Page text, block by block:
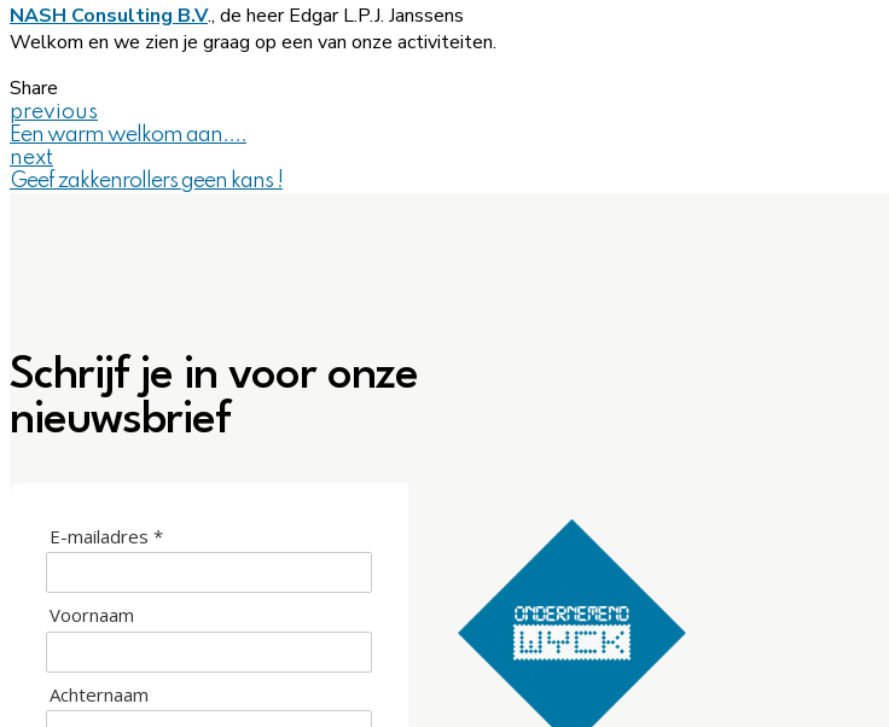
NASH Consulting B.V., de heer Edgar L.P.J. Janssens
Welkom en we zien je graag op een van onze activiteiten.
Share
previous
Een warm welkom aan....
next
Geef zakkenrollers geen kans !
Schrijf je in voor onze
nieuwsbrief
E-mailadres *
Voornaam
Achternaam